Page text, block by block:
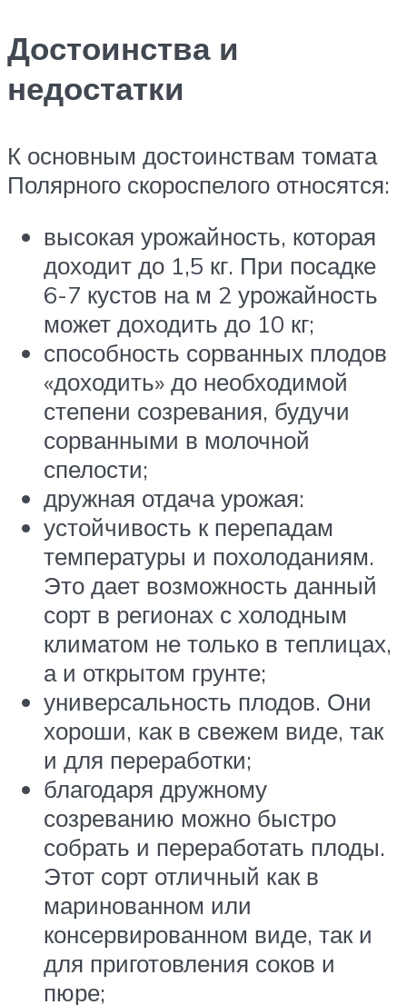
Достоинства и
недостатки
К основным достоинствам томата
Полярного скороспелого относятся:
высокая урожайность, которая
доходит до 1,5 кг. При посадке
6-7 кустов на м 2 урожайность
может доходить до 10 кг;
способность сорванных плодов
«доходить» до необходимой
степени созревания, будучи
сорванными в молочной
спелости;
дружная отдача урожая:
устойчивость к перепадам
температуры и похолоданиям.
Это дает возможность данный
сорт в регионах с холодным
климатом не только в теплицах,
а и открытом грунте;
универсальность плодов. Они
хороши, как в свежем виде, так
и для переработки;
благодаря дружному
созреванию можно быстро
собрать и переработать плоды.
Этот сорт отличный как в
маринованном или
консервированном виде, так и
для приготовления соков и
пюре;